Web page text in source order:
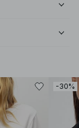
-30%